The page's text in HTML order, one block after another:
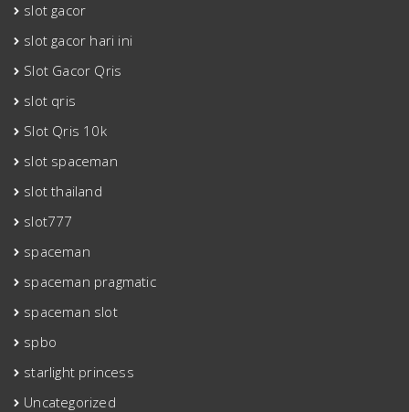
slot gacor
slot gacor hari ini
Slot Gacor Qris
slot qris
Slot Qris 10k
slot spaceman
slot thailand
slot777
spaceman
spaceman pragmatic
spaceman slot
spbo
starlight princess
Uncategorized